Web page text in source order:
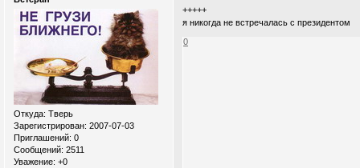
Откуда: Тверь
Зарегистрирован: 2007-07-03
Приглашений: 0
Сообщений: 2511
Уважение: +0
+++++
я никогда не встречалась с президентом
0